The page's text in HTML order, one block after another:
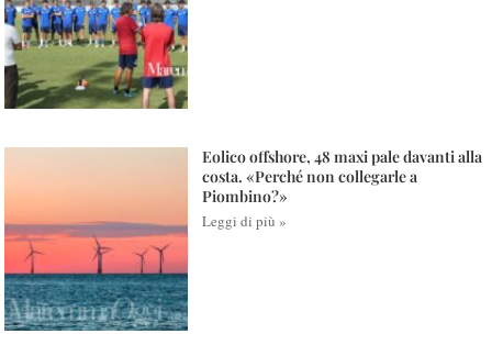
Eolico offshore, 48 maxi pale davanti alla
costa. «Perché non collegarle a
Piombino?»
Leggi di più »